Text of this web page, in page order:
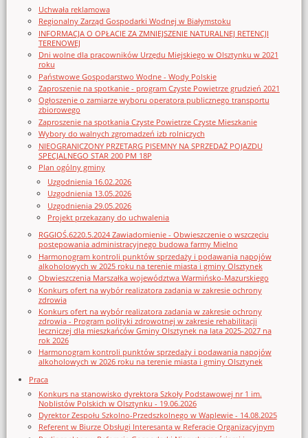
Uchwała reklamowa
Regionalny Zarząd Gospodarki Wodnej w Białymstoku
INFORMACJA O OPŁACIE ZA ZMNIEJSZENIE NATURALNEJ RETENCJI
TERENOWEJ
Dni wolne dla pracowników Urzędu Miejskiego w Olsztynku w 2021
roku
Państwowe Gospodarstwo Wodne - Wody Polskie
Zaproszenie na spotkanie - program Czyste Powietrze grudzień 2021
Ogłoszenie o zamiarze wyboru operatora publicznego transportu
zbiorowego
Zaproszenie na spotkania Czyste Powietrze Czyste Mieszkanie
Wybory do walnych zgromadzeń izb rolniczych
NIEOGRANICZONY PRZETARG PISEMNY NA SPRZEDAŻ POJAZDU
SPECJALNEGO STAR 200 PM 18P
Plan ogólny gminy
Uzgodnienia 16.02.2026
Uzgodnienia 13.05.2026
Uzgodnienia 29.05.2026
Projekt przekazany do uchwalenia
RGGIOŚ.6220.5.2024 Zawiadomienie - Obwieszczenie o wszczęciu
postępowania administracyjnego budowa farmy Mielno
Harmonogram kontroli punktów sprzedaży i podawania napojów
alkoholowych w 2025 roku na terenie miasta i gminy Olsztynek
Obwieszczenia Marszałka województwa Warmińsko-Mazurskiego
Konkurs ofert na wybór realizatora zadania w zakresie ochrony
zdrowia
Konkurs ofert na wybór realizatora zadania w zakresie ochrony
zdrowia - Program polityki zdrowotnej w zakresie rehabilitacji
leczniczej dla mieszkańców Gminy Olsztynek na lata 2025-2027 na
rok 2026
Harmonogram kontroli punktów sprzedaży i podawania napojów
alkoholowych w 2026 roku na terenie miasta i gminy Olsztynek
Praca
Konkurs na stanowisko dyrektora Szkoły Podstawowej nr 1 im.
Noblistów Polskich w Olsztynku - 19.06.2026
Dyrektor Zespołu Szkolno-Przedszkolnego w Waplewie - 14.08.2025
Referent w Biurze Obsługi Interesanta w Referacie Organizacyjnym